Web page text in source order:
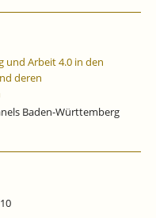
und Arbeit 4.0 in den
deren
Baden-Württemberg